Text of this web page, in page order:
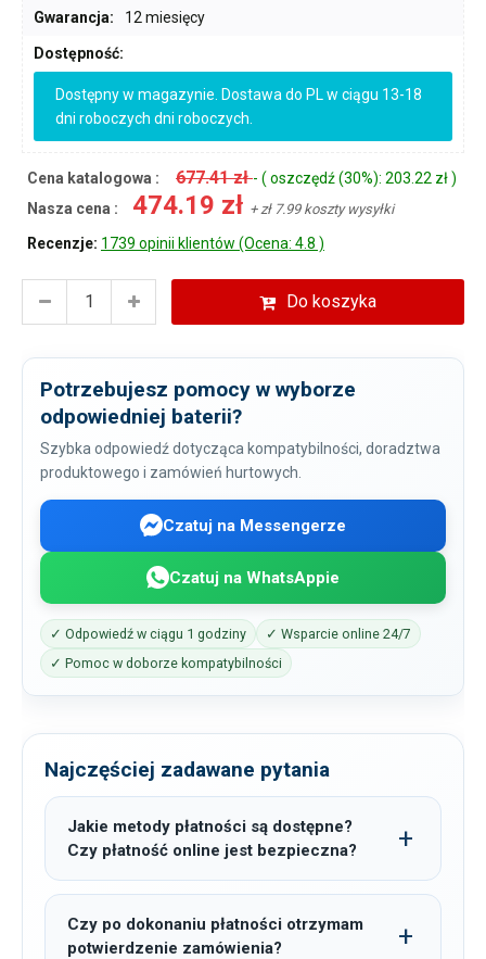
Gwarancja: 12 miesięcy
Dostępność:
Dostępny w magazynie. Dostawa do PL w ciągu 13-18
dni roboczych dni roboczych.
Cena katalogowa : 677.41 zł- ( oszczędź (30%): 203.22 zł )
Nasza cena :
474.19 zł + zł 7.99 koszty wysyłki
Recenzje: 1739 opinii klientów (Ocena: 4.8 )
Do koszyka
Potrzebujesz pomocy w wyborze
odpowiedniej baterii?
Szybka odpowiedź dotycząca kompatybilności, doradztwa
produktowego i zamówień hurtowych.
Czatuj na Messengerze
Czatuj na WhatsAppie
✓ Odpowiedź w ciągu 1 godziny
✓ Wsparcie online 24/7
✓ Pomoc w doborze kompatybilności
Najczęściej zadawane pytania
Jakie metody płatności są dostępne?
Czy płatność online jest bezpieczna?
Czy po dokonaniu płatności otrzymam
potwierdzenie zamówienia?